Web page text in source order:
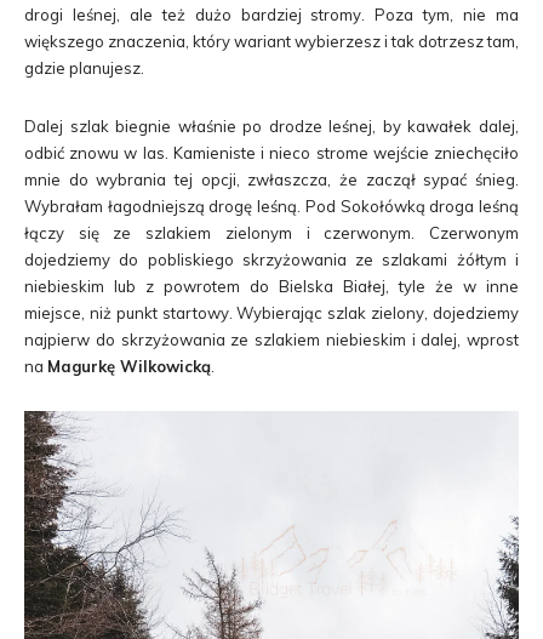
drogi leśnej, ale też dużo bardziej stromy. Poza tym, nie ma
większego znaczenia, który wariant wybierzesz i tak dotrzesz tam,
gdzie planujesz.
Dalej szlak biegnie właśnie po drodze leśnej, by kawałek dalej,
odbić znowu w las. Kamieniste i nieco strome wejście zniechęciło
mnie do wybrania tej opcji, zwłaszcza, że zaczął sypać śnieg.
Wybrałam łagodniejszą drogę leśną. Pod Sokołówką droga leśną
łączy się ze szlakiem zielonym i czerwonym. Czerwonym
dojedziemy do pobliskiego skrzyżowania ze szlakami żółtym i
niebieskim lub z powrotem do Bielska Białej, tyle że w inne
miejsce, niż punkt startowy. Wybierając szlak zielony, dojedziemy
najpierw do skrzyżowania ze szlakiem niebieskim i dalej, wprost
na Magurkę Wilkowicką.